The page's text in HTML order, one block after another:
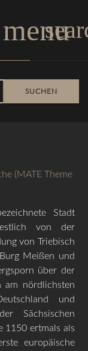
menu
SUCHEN
Stadt
von der
von Triebisch
Meißen und
über der
am nördlichsten
und
Sächsischen
1150 ertmals als
europäische